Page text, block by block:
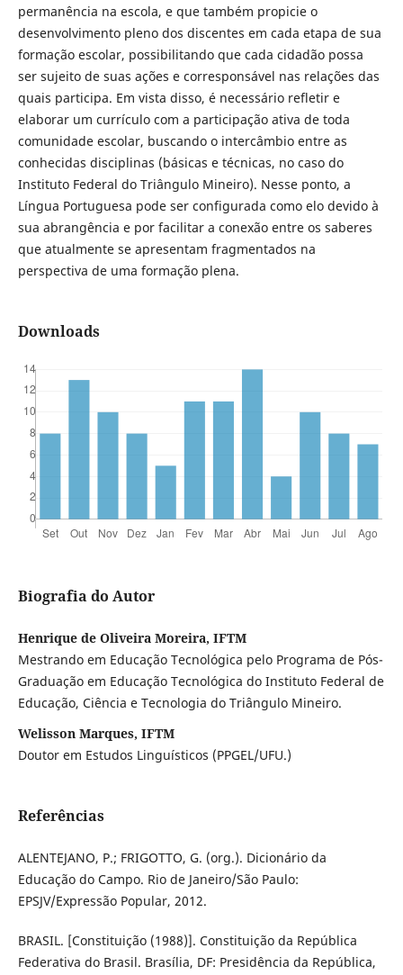
permanência na escola, e que também propicie o
desenvolvimento pleno dos discentes em cada etapa de sua
formação escolar, possibilitando que cada cidadão possa
ser sujeito de suas ações e corresponsável nas relações das
quais participa. Em vista disso, é necessário refletir e
elaborar um currículo com a participação ativa de toda
comunidade escolar, buscando o intercâmbio entre as
conhecidas disciplinas (básicas e técnicas, no caso do
Instituto Federal do Triângulo Mineiro). Nesse ponto, a
Língua Portuguesa pode ser configurada como elo devido à
sua abrangência e por facilitar a conexão entre os saberes
que atualmente se apresentam fragmentados na
perspectiva de uma formação plena.
Downloads
Biografia do Autor
Henrique de Oliveira Moreira, IFTM
Mestrando em Educação Tecnológica pelo Programa de Pós-
Graduação em Educação Tecnológica do Instituto Federal de
Educação, Ciência e Tecnologia do Triângulo Mineiro.
Welisson Marques, IFTM
Doutor em Estudos Linguísticos (PPGEL/UFU.)
Referências
ALENTEJANO, P.; FRIGOTTO, G. (org.). Dicionário da
Educação do Campo. Rio de Janeiro/São Paulo:
EPSJV/Expressão Popular, 2012.
BRASIL. [Constituição (1988)]. Constituição da República
Federativa do Brasil. Brasília, DF: Presidência da República,